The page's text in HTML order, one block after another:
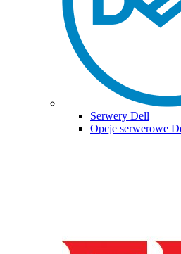
Serwery Dell
Opcje serwerowe